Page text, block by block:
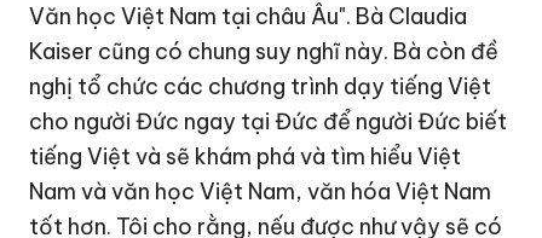
Văn học Việt Nam tại châu Âu". Bà Claudia
Kaiser cũng có chung suy nghĩ này. Bà còn đề
nghị tổ chức các chương trình dạy tiếng Việt
cho người Đức ngay tại Đức để người Đức biết
tiếng Việt và sẽ khám phá và tìm hiểu Việt
Nam và văn học Việt Nam, văn hóa Việt Nam
tốt hơn. Tôi cho rằng, nếu được như vậy sẽ có